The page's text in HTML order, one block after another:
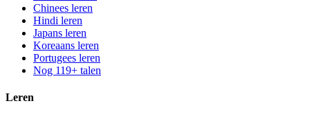
Chinees leren
Hindi leren
Japans leren
Koreaans leren
Portugees leren
Nog 119+ talen
Leren